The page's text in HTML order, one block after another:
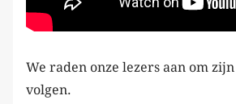
We raden onze lezers aan om zijn
volgen.